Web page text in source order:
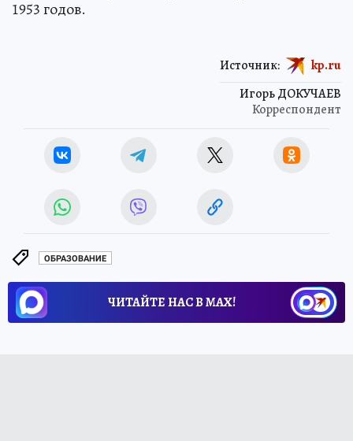
1953 годов.
Игорь ДОКУЧАЕВ
Корреспондент
Источник: kp.ru
ОБРАЗОВАНИЕ
ЧИТАЙТЕ НАС В МАХ!